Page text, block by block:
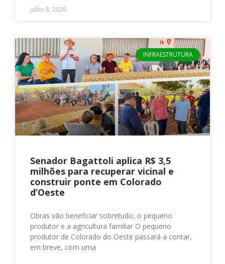
julho 8, 2026
INFRAESTRUTURA
Senador Bagattoli aplica R$ 3,5
milhões para recuperar vicinal e
construir ponte em Colorado
d’Oeste
Obras vão beneficiar sobretudo, o pequeno
produtor e a agricultura familiar O pequeno
produtor de Colorado do Oeste passará a contar,
em breve, com uma